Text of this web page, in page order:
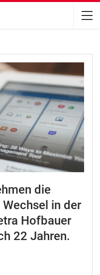
die
in der
Hofbauer
22 Jahren.